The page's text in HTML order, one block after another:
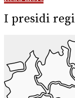
I presidi